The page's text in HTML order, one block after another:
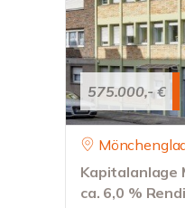
575.000,- €
Kapitalanlage
ca. 6,0 %